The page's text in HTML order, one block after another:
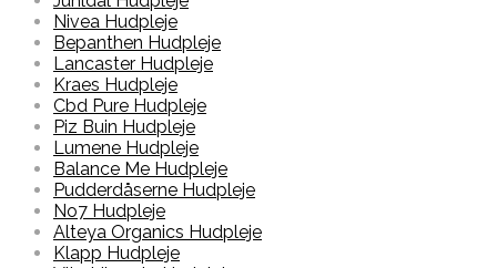
Nivea Hudpleje
Bepanthen Hudpleje
Lancaster Hudpleje
Kraes Hudpleje
Cbd Pure Hudpleje
Piz Buin Hudpleje
Lumene Hudpleje
Balance Me Hudpleje
Pudderdåserne Hudpleje
No7 Hudpleje
Alteya Organics Hudpleje
Klapp Hudpleje